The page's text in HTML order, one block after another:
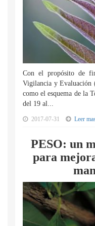
Con el propósito de
Vigilancia y Evaluación
como el esquema de la
del 19 al...
2017-07-31 Leer
PESO: un
para